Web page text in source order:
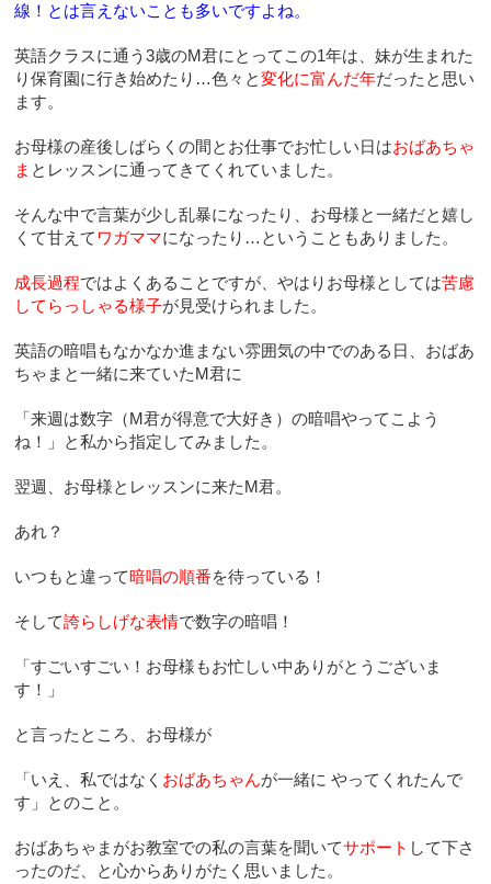
線！とは言えないことも多いですよね。
英語クラスに通う3歳のM君にとってこの1年は、妹が生まれた
り保育園に行き始めたり…色々と変化に富んだ年だったと思い
ます。
お母様の産後しばらくの間とお仕事でお忙しい日はおばあちゃ
ま とレッスンに通ってきてくれていました。
そんな中で言葉が少し乱暴になったり、お母様と一緒だと嬉し
くて甘えて ワガママになったり…ということもありました。
成長過程ではよくあることですが、やはりお母様としては苦慮
してらっしゃる様子が見受けられました。
英語の暗唱もなかなか進まない雰囲気の中でのある日、おばあ
ちゃまと一緒に来ていたM君に
「来週は数字（M君が得意で大好き）の暗唱やってこよう
ね！」と私から指定してみました。
翌週、お母様とレッスンに来たM君。
あれ？
いつもと違って暗唱の順番を待っている！
そして誇らしげな表情で数字の暗唱！
「すごいすごい！お母様もお忙しい中ありがとうございま
す！」
と言ったところ、お母様が
「いえ、私ではなく おばあちゃんが一緒に やってくれたんで
す」とのこと。
おばあちゃまがお教室での私の言葉を聞いてサポート して下さ
ったのだ、と心からありがたく思いました。